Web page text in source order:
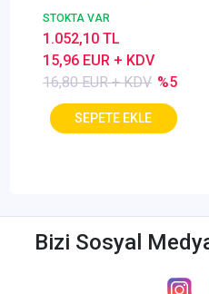
Freze, Parmak freze
ucu Z=4,TiSiN
Kaplamalı
STOKTA VAR
16,80 EUR + KDV %5
15,96 EUR + KDV
1.052,10 TL
Bizi Sosyal